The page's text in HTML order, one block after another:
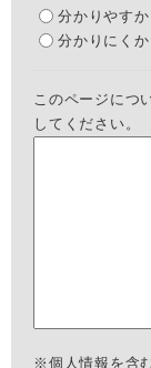
分かりやすか
分かりにくか
このページにつ
してください。
※個人情報を含